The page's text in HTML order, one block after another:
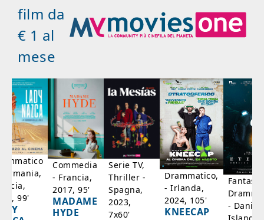
film da
€ 1 al
mese
99'
Commedia
- Francia,
2017, 95'
MADAME
HYDE
Serie TV,
Thriller -
Spagna,
2023,
7x60'
Drammatico,
- Irlanda,
2024, 105'
KNEECAP
-
Islanda,